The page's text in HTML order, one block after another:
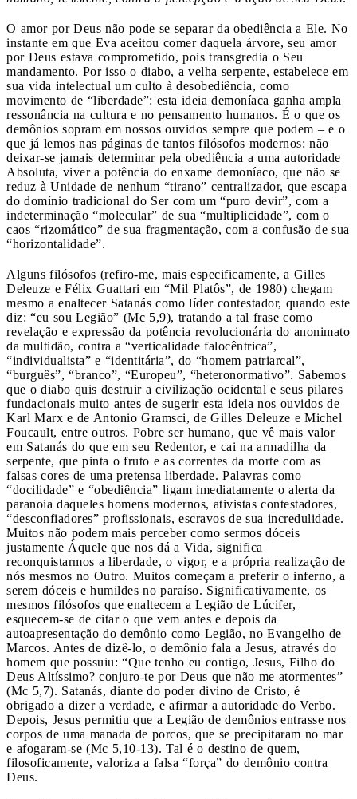
O amor por Deus não pode se separar da obediência a Ele. No
instante em que Eva aceitou comer daquela árvore, seu amor
por Deus estava comprometido, pois transgredia o Seu
mandamento. Por isso o diabo, a velha serpente, estabelece em
sua vida intelectual um culto à desobediência, como
movimento de “liberdade”: esta ideia demoníaca ganha ampla
ressonância na cultura e no pensamento humanos. É o que os
demônios sopram em nossos ouvidos sempre que podem – e o
que já lemos nas páginas de tantos filósofos modernos: não
deixar-se jamais determinar pela obediência a uma autoridade
Absoluta, viver a potência do enxame demoníaco, que não se
reduz à Unidade de nenhum “tirano” centralizador, que escapa
do domínio tradicional do Ser com um “puro devir”, com a
indeterminação “molecular” de sua “multiplicidade”, com o
caos “rizomático” de sua fragmentação, com a confusão de sua
“horizontalidade”.
Alguns filósofos (refiro-me, mais especificamente, a Gilles
Deleuze e Félix Guattari em “Mil Platôs”, de 1980) chegam
mesmo a enaltecer Satanás como líder contestador, quando este
diz: “eu sou Legião” (Mc 5,9), tratando a tal frase como
revelação e expressão da potência revolucionária do anonimato
da multidão, contra a “verticalidade falocêntrica”,
“individualista” e “identitária”, do “homem patriarcal”,
“burguês”, “branco”, “Europeu”, “heteronormativo”. Sabemos
que o diabo quis destruir a civilização ocidental e seus pilares
fundacionais muito antes de sugerir esta ideia nos ouvidos de
Karl Marx e de Antonio Gramsci, de Gilles Deleuze e Michel
Foucault, entre outros. Pobre ser humano, que vê mais valor
em Satanás do que em seu Redentor, e cai na armadilha da
serpente, que pinta o fruto e as correntes da morte com as
falsas cores de uma pretensa liberdade. Palavras como
“docilidade” e “obediência” ligam imediatamente o alerta da
paranoia daqueles homens modernos, ativistas contestadores,
“desconfiadores” profissionais, escravos de sua incredulidade.
Muitos não podem mais perceber como sermos dóceis
justamente Àquele que nos dá a Vida, significa
reconquistarmos a liberdade, o vigor, e a própria realização de
nós mesmos no Outro. Muitos começam a preferir o inferno, a
serem dóceis e humildes no paraíso. Significativamente, os
mesmos filósofos que enaltecem a Legião de Lúcifer,
esquecem-se de citar o que vem antes e depois da
autoapresentação do demônio como Legião, no Evangelho de
Marcos. Antes de dizê-lo, o demônio fala a Jesus, através do
homem que possuiu: “Que tenho eu contigo, Jesus, Filho do
Deus Altíssimo? conjuro-te por Deus que não me atormentes”
(Mc 5,7). Satanás, diante do poder divino de Cristo, é
obrigado a dizer a verdade, e afirmar a autoridade do Verbo.
Depois, Jesus permitiu que a Legião de demônios entrasse nos
corpos de uma manada de porcos, que se precipitaram no mar
e afogaram-se (Mc 5,10-13). Tal é o destino de quem,
filosoficamente, valoriza a falsa “força” do demônio contra
Deus.